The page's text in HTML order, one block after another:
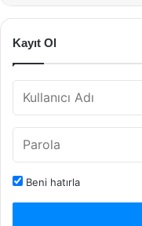
Kayıt Ol
Beni hatırla